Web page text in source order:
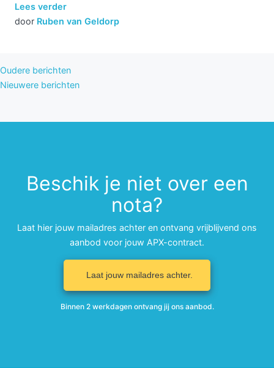
Lees verder
door Ruben van Geldorp
Berichtnavigatie
Oudere berichten
Nieuwere berichten
Beschik je niet over een
nota?
Laat hier jouw mailadres achter en ontvang vrijblijvend ons
aanbod voor jouw APX-contract.
Laat jouw mailadres achter.
Binnen 2 werkdagen ontvang jij ons aanbod.